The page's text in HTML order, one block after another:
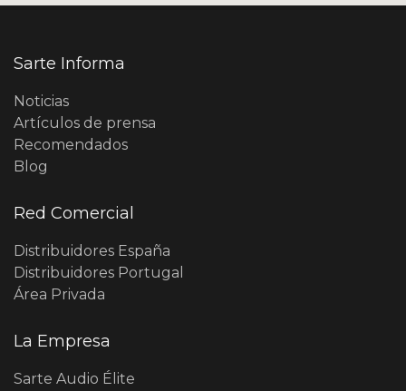
Sarte Informa
Noticias
Artículos de prensa
Recomendados
Blog
Red Comercial
Distribuidores España
Distribuidores Portugal
Área Privada
La Empresa
Sarte Audio Élite